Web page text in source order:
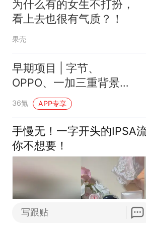
为什么有的女生不打扮，
看上去也很有气质？！
果壳
早期项目 | 字节、
OPPO、一加三重背景产
品人，将软硬一体写入底
层，要让AI看懂世界
36氪 APP专享
手慢无！一字开头的IPSA
你不想要！
写跟贴